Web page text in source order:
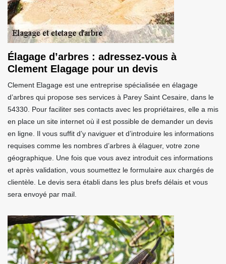
Élagage d’arbres : adressez-vous à
Clement Elagage pour un devis
Clement Elagage est une entreprise spécialisée en élagage
d’arbres qui propose ses services à Parey Saint Cesaire, dans le
54330. Pour faciliter ses contacts avec les propriétaires, elle a mis
en place un site internet où il est possible de demander un devis
en ligne. Il vous suffit d’y naviguer et d’introduire les informations
requises comme les nombres d’arbres à élaguer, votre zone
géographique. Une fois que vous avez introduit ces informations
et après validation, vous soumettez le formulaire aux chargés de
clientèle. Le devis sera établi dans les plus brefs délais et vous
sera envoyé par mail.